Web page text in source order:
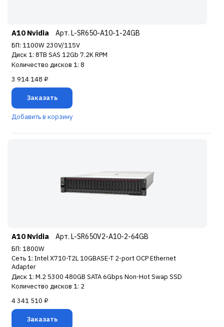
A10 Nvidia Арт. L-SR650-A10-1-24GB
БП: 1100W 230V/115V
Диск 1: 8TB SAS 12Gb 7.2K RPM
Количество дисков 1: 8
3 914 148 ₽
Заказать
Добавить в корзину
A10 Nvidia Арт. L-SR650V2-A10-2-64GB
БП: 1800W
Сеть 1: Intel X710-T2L 10GBASE-T 2-port OCP Ethernet
Adapter
Диск 1: M.2 5300 480GB SATA 6Gbps Non-Hot Swap SSD
Количество дисков 1: 2
4 341 510 ₽
Заказать